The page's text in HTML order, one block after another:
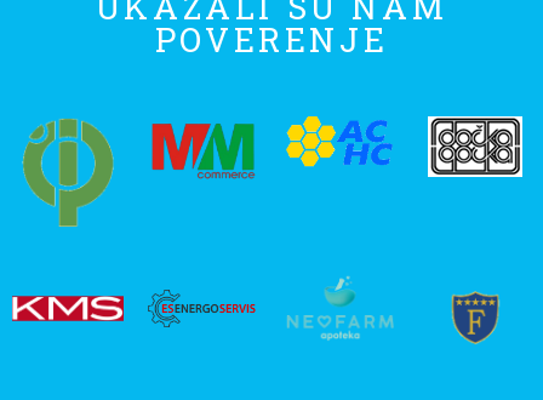
POVERENJE